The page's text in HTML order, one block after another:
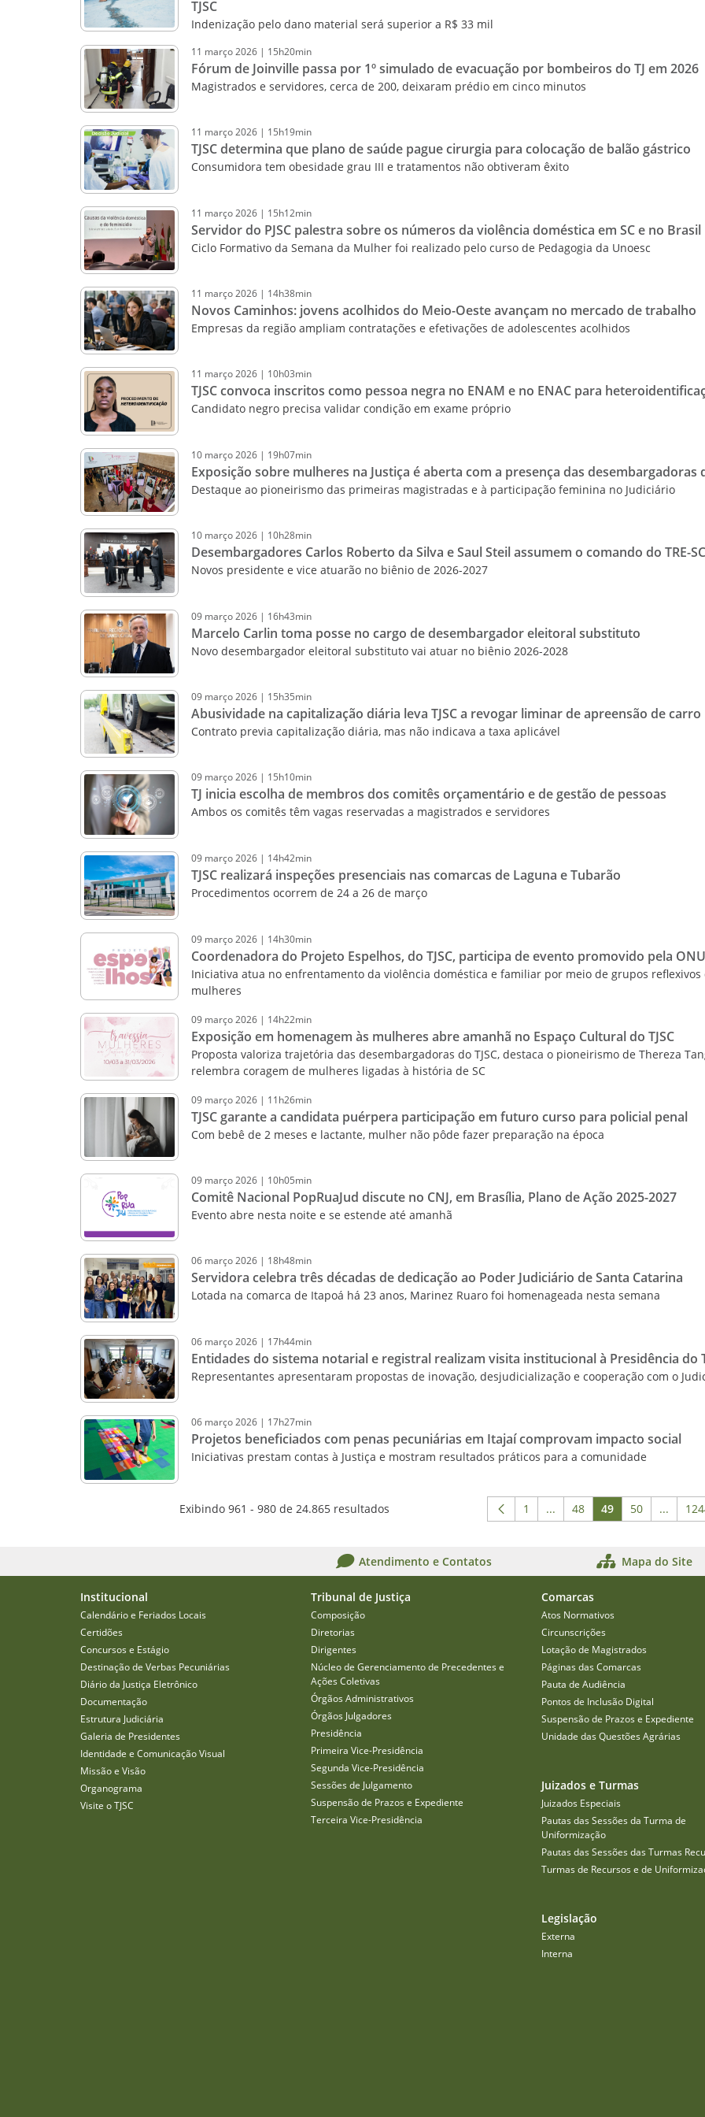
TJSC
Indenização pelo dano material será superior a R$ 33 mil
11 março2026 | 15h20min
Fórum de Joinville passa por 1º simulado de evacuação por bombeiros do TJ em 2026
Magistrados e servidores, cerca de 200, deixaram prédio em cinco minutos
11 março2026 | 15h19min
TJSC determina que plano de saúde pague cirurgia para colocação de balão gástrico
Consumidora tem obesidade grau III e tratamentos não obtiveram êxito
11 março2026 | 15h12min
Servidor do PJSC palestra sobre os números da violência doméstica em SC e no Brasil
Ciclo Formativo da Semana da Mulher foi realizado pelo curso de Pedagogia da Unoesc
11 março2026 | 14h38min
Novos Caminhos: jovens acolhidos do Meio-Oeste avançam no mercado de trabalho
Empresas da região ampliam contratações e efetivações de adolescentes acolhidos
11 março2026 | 10h03min
TJSC convoca inscritos como pessoa negra no ENAM e no ENAC para
Candidato negro precisa validar condição em exame próprio
10 março2026 | 19h07min
Exposição sobre mulheres na Justiça é aberta com a presença das desembargadoras
Destaque ao pioneirismo das primeiras magistradas e à participação feminina no Judiciário
10 março2026 | 10h28min
Desembargadores Carlos Roberto da Silva e Saul Steil assumem o comando do TRE-SC
Novos presidente e vice atuarão no biênio de 2026-2027
09 março2026 | 16h43min
Marcelo Carlin toma posse no cargo de desembargador eleitoral substituto
Novo desembargador eleitoral substituto vai atuar no biênio 2026-2028
09 março2026 | 15h35min
Abusividade na capitalização diária leva TJSC a revogar liminar de apreensão de carro
Contrato previa capitalização diária, mas não indicava a taxa aplicável
09 março2026 | 15h10min
TJ inicia escolha de membros dos comitês orçamentário e de gestão de pessoas
Ambos os comitês têm vagas reservadas a magistrados e servidores
09 março2026 | 14h42min
TJSC realizará inspeções presenciais nas comarcas de Laguna e Tubarão
Procedimentos ocorrem de 24 a 26 de março
09 março2026 | 14h30min
Coordenadora do Projeto Espelhos, do TJSC, participa de evento promovido pela ONU
Iniciativa atua no enfrentamento da violência doméstica e familiar por meio de grupos reflexivos
mulheres
09 março2026 | 14h22min
Exposição em homenagem às mulheres abre amanhã no Espaço Cultural do TJSC
Proposta valoriza trajetória das desembargadoras do TJSC, destaca o pioneirismo de Thereza
relembra coragem de mulheres ligadas à história de SC
09 março2026 | 11h26min
TJSC garante a candidata puérpera participação em futuro curso para policial penal
Com bebê de 2 meses e lactante, mulher não pôde fazer preparação na época
09 março2026 | 10h05min
Comitê Nacional PopRuaJud discute no CNJ, em Brasília, Plano de Ação 2025-2027
Evento abre nesta noite e se estende até amanhã
06 março2026 | 18h48min
Servidora celebra três décadas de dedicação ao Poder Judiciário de Santa Catarina
Lotada na comarca de Itapoá há 23 anos, Marinez Ruaro foi homenageada nesta semana
06 março2026 | 17h44min
Entidades do sistema notarial e registral realizam visita institucional à Presidência do
Representantes apresentaram propostas de inovação, desjudicialização e cooperação com o
06 março2026 | 17h27min
Projetos beneficiados com penas pecuniárias em Itajaí comprovam impacto social
Iniciativas prestam contas à Justiça e mostram resultados práticos para a comunidade
Exibindo 961 - 980 de 24.865 resultados Página
1 ...Páginas intermediárias Usar
Página
48 Página
49 Página
50 ...
Atendimento e Contatos Mapa do Site
Institucional
Calendário e Feriados Locais
Certidões
Concursos e Estágio
Destinação de Verbas Pecuniárias
Diário da Justiça Eletrônico
Documentação
Estrutura Judiciária
Galeria de Presidentes
Identidade e Comunicação Visual
Missão e Visão
Organograma
Visite o TJSC
Tribunal de Justiça
Composição
Diretorias
Dirigentes
Núcleo de Gerenciamento de Precedentes e
Ações Coletivas
Órgãos Administrativos
Órgãos Julgadores
Presidência
Primeira Vice-Presidência
Segunda Vice-Presidência
Sessões de Julgamento
Suspensão de Prazos e Expediente
Terceira Vice-Presidência
Comarcas
Atos Normativos
Circunscrições
Lotação de Magistrados
Páginas das Comarcas
Pauta de Audiência
Pontos de Inclusão Digital
Suspensão de Prazos e Expediente
Unidade das Questões Agrárias
Juizados e Turmas
Juizados Especiais
Pautas das Sessões da Turma de
Uniformização
Pautas das Sessões das Turmas
Turmas de Recursos e de
Legislação
Externa
Interna